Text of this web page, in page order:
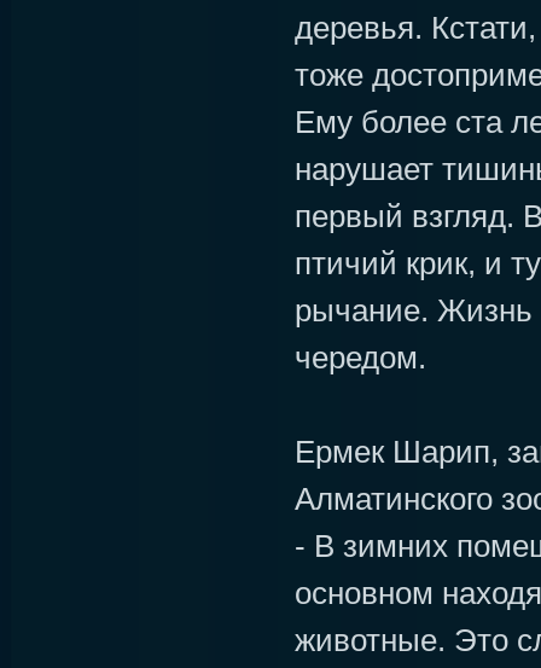
деревья.
тоже
Ему более ста
нарушает
первый взгляд.
птичий крик, и
рычание. Жизнь
чередом.
Ермек Шарип,
Алматинского
- В зимних
основном
животные. Это